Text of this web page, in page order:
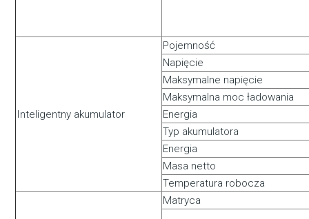
Inteligentny akumulator
Pojemność
Napięcie
Maksymalne napięcie
Maksymalna moc ładowania
Energia
Typ akumulatora
Energia
Masa netto
Temperatura robocza
Matryca